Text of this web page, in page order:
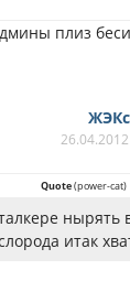
плиз
Quote(power-cat)
нырять
итак